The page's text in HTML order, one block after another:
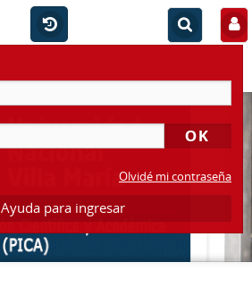
Olvidé mi contraseña
Ayuda para ingresar